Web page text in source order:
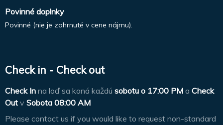
Povinné doplnky
Povinné (nie je zahrnuté v cene nájmu).
Check in - Check out
Check In na loď sa koná každú sobotu o 17:00 PM a Check
Out v Sobota 08:00 AM
Please contact us if you would like to request non-standard